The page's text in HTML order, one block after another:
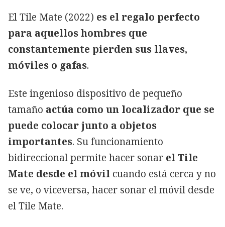
El Tile Mate (2022) es el regalo perfecto
para aquellos hombres que
constantemente pierden sus llaves,
móviles o gafas.
Este ingenioso dispositivo de pequeño
tamaño actúa como un localizador que se
puede colocar junto a objetos
importantes. Su funcionamiento
bidireccional permite hacer sonar el Tile
Mate desde el móvil cuando está cerca y no
se ve, o viceversa, hacer sonar el móvil desde
el Tile Mate.